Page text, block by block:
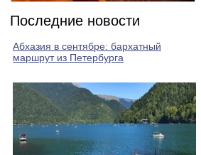
Последние новости
Абхазия в сентябре: бархатный
маршрут из Петербурга